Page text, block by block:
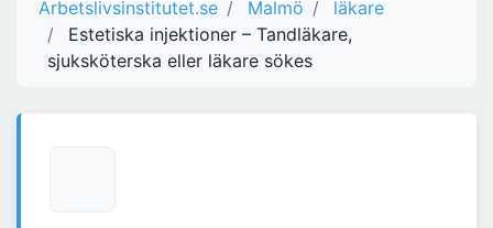
Arbetslivsinstitutet.se Malmö
läkare
Estetiska injektioner – Tandläkare,
sjuksköterska eller läkare sökes